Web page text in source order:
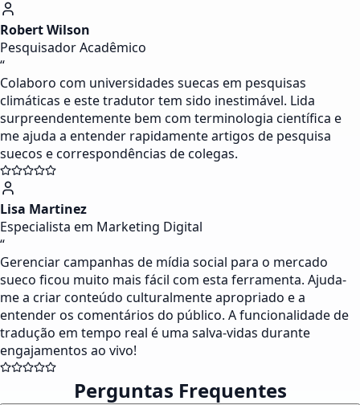
Robert Wilson
Pesquisador Acadêmico
“
Colaboro com universidades suecas em pesquisas
climáticas e este tradutor tem sido inestimável. Lida
surpreendentemente bem com terminologia científica e
me ajuda a entender rapidamente artigos de pesquisa
suecos e correspondências de colegas.
Lisa Martinez
Especialista em Marketing Digital
“
Gerenciar campanhas de mídia social para o mercado
sueco ficou muito mais fácil com esta ferramenta. Ajuda-
me a criar conteúdo culturalmente apropriado e a
entender os comentários do público. A funcionalidade de
tradução em tempo real é uma salva-vidas durante
engajamentos ao vivo!
Perguntas Frequentes